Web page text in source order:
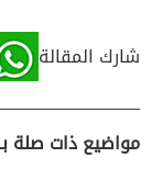
شارك المقالة
مواضيع ذات صلة